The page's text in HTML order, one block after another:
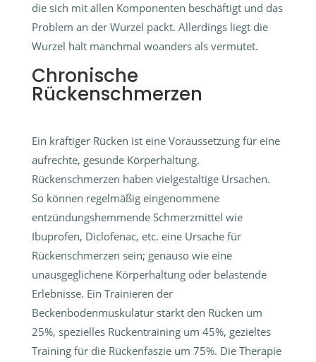
die sich mit allen Komponenten beschäftigt und das
Problem an der Wurzel packt. Allerdings liegt die
Wurzel halt manchmal woanders als vermutet.
Chronische
Rückenschmerzen
Ein kräftiger Rücken ist eine Voraussetzung für eine
aufrechte, gesunde Körperhaltung.
Rückenschmerzen haben vielgestaltige Ursachen.
So können regelmäßig eingenommene
entzündungshemmende Schmerzmittel wie
Ibuprofen, Diclofenac, etc. eine Ursache für
Rückenschmerzen sein; genauso wie eine
unausgeglichene Körperhaltung oder belastende
Erlebnisse. Ein Trainieren der
Beckenbodenmuskulatur stärkt den Rücken um
25%, spezielles Rückentraining um 45%, gezieltes
Training für die Rückenfaszie um 75%. Die Therapie